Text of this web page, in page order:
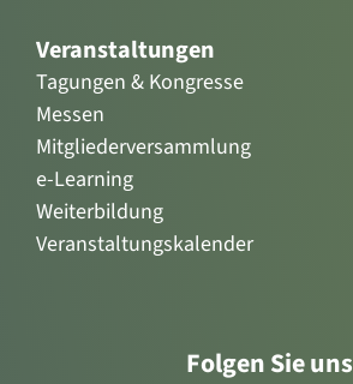
Veranstaltungen
Tagungen & Kongresse
Messen
Mitgliederversammlung
e-Learning
Weiterbildung
Veranstaltungskalender
Folgen Sie uns